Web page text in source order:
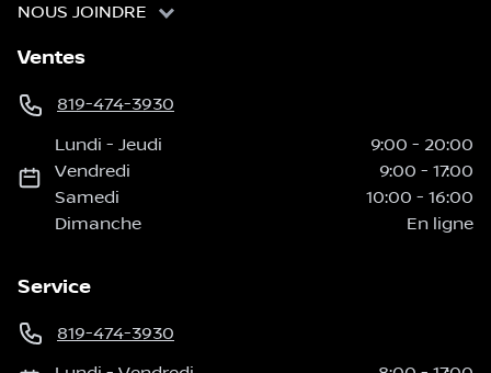
NOUS JOINDRE
Ventes
819-474-3930
Lundi -Jeudi 9:00 - 20:00
Vendredi
9:00 - 17:00
Samedi
10:00 - 16:00
Dimanche
En ligne
Service
819-474-3930